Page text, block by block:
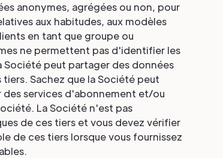
anonymes, agrégées ou non, pour
aux habitudes, aux modèles
en tant que groupe ou
ne permettent pas d'identifier les
Société peut partager des données
Sachez que la Société peut
services d'abonnement et/ou
La Société n'est pas
de ces tiers et vous devez vérifier
de ces tiers lorsque vous fournissez